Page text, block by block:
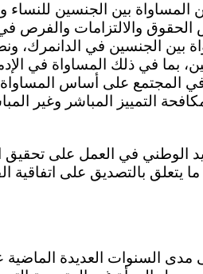
بين الجنسين للنساء
الحقوق والالتزامات
بين الجنسين في
بما في ذلك المساواة في
في المجتمع على أساس
مكافحة التمييز المباشر
الوطني في العمل على تحقيق
يتعلق بالتصديق على اتفاقية
مدى السنوات العديدة